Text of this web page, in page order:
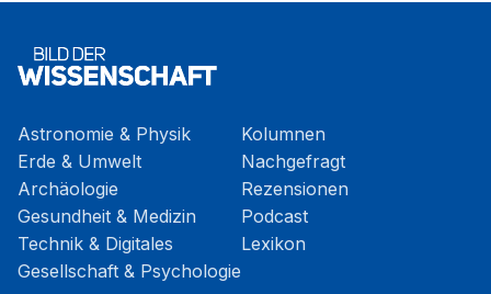
Astronomie & Physik
Erde & Umwelt
Archäologie
Gesundheit & Medizin
Technik & Digitales
Gesellschaft & Psychologie
Kolumnen
Nachgefragt
Rezensionen
Podcast
Lexikon